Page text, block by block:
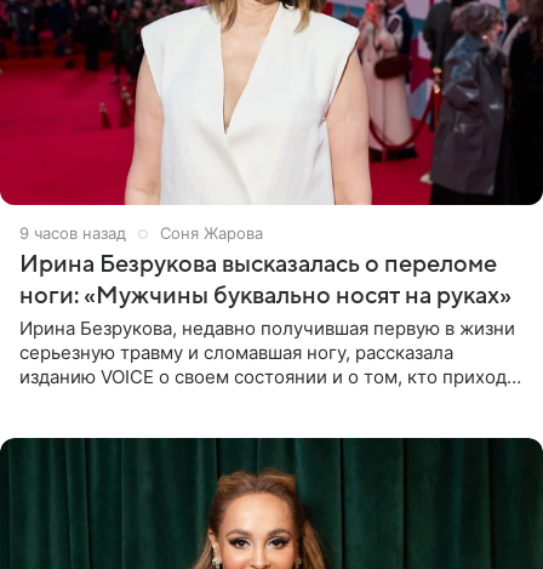
9 часов назад Соня Жарова
Ирина Безрукова высказалась о переломе
ноги: «Мужчины буквально носят на руках»
Ирина Безрукова, недавно получившая первую в жизни
серьезную травму и сломавшая ногу, рассказала
изданию VOICE о своем состоянии и о том, кто приходит